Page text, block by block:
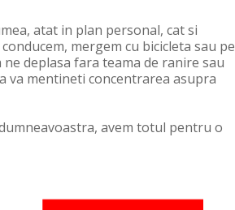
atat in plan personal, cat si
mergem cu bicicleta sau pe
deplasa fara teama de ranire sau
va mentineti concentrarea asupra
avem totul pentru o